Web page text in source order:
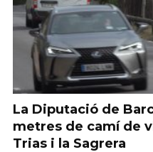
La Diputació de
metres de camí de
Trias i la Sagrera